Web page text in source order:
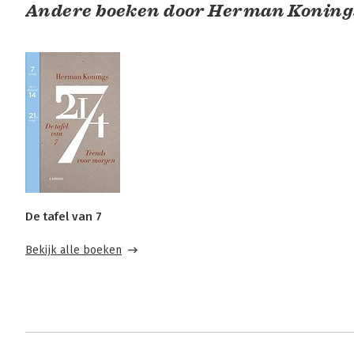
Andere boeken door Herman
De tafel van 7
Bekijk alle boeken